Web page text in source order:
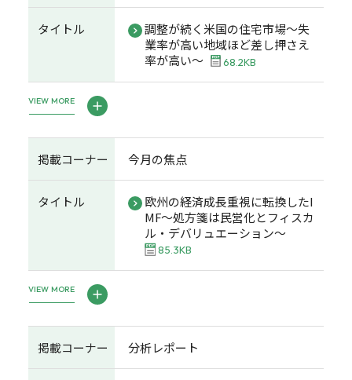
タイトル
調整が続く米国の住宅市場～失
業率が高い地域ほど差し押さえ
率が高い～
68.2KB
VIEW MORE
掲載コーナー 今月の焦点
タイトル
欧州の経済成長重視に転換したI
MF～処方箋は民営化とフィスカ
ル・デバリュエーション～
85.3KB
VIEW MORE
掲載コーナー 分析レポート